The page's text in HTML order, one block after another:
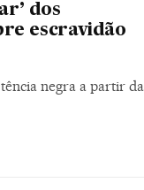
dos
escravidão
negra a partir da